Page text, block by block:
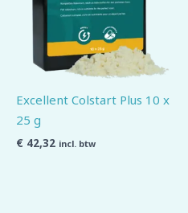
Excellent Colstart Plus 10 x
25 g
€ 42,32 incl. btw